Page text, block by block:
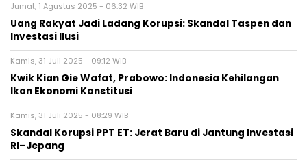
Jumat, 1 Agustus 2025 - 06:32 WIB
Uang Rakyat Jadi Ladang Korupsi: Skandal Taspen dan
Investasi Ilusi
Kamis, 31 Juli 2025 - 09:12 WIB
Kwik Kian Gie Wafat, Prabowo: Indonesia Kehilangan
Ikon Ekonomi Konstitusi
Kamis, 31 Juli 2025 - 08:29 WIB
Skandal Korupsi PPT ET: Jerat Baru di Jantung Investasi
RI–Jepang